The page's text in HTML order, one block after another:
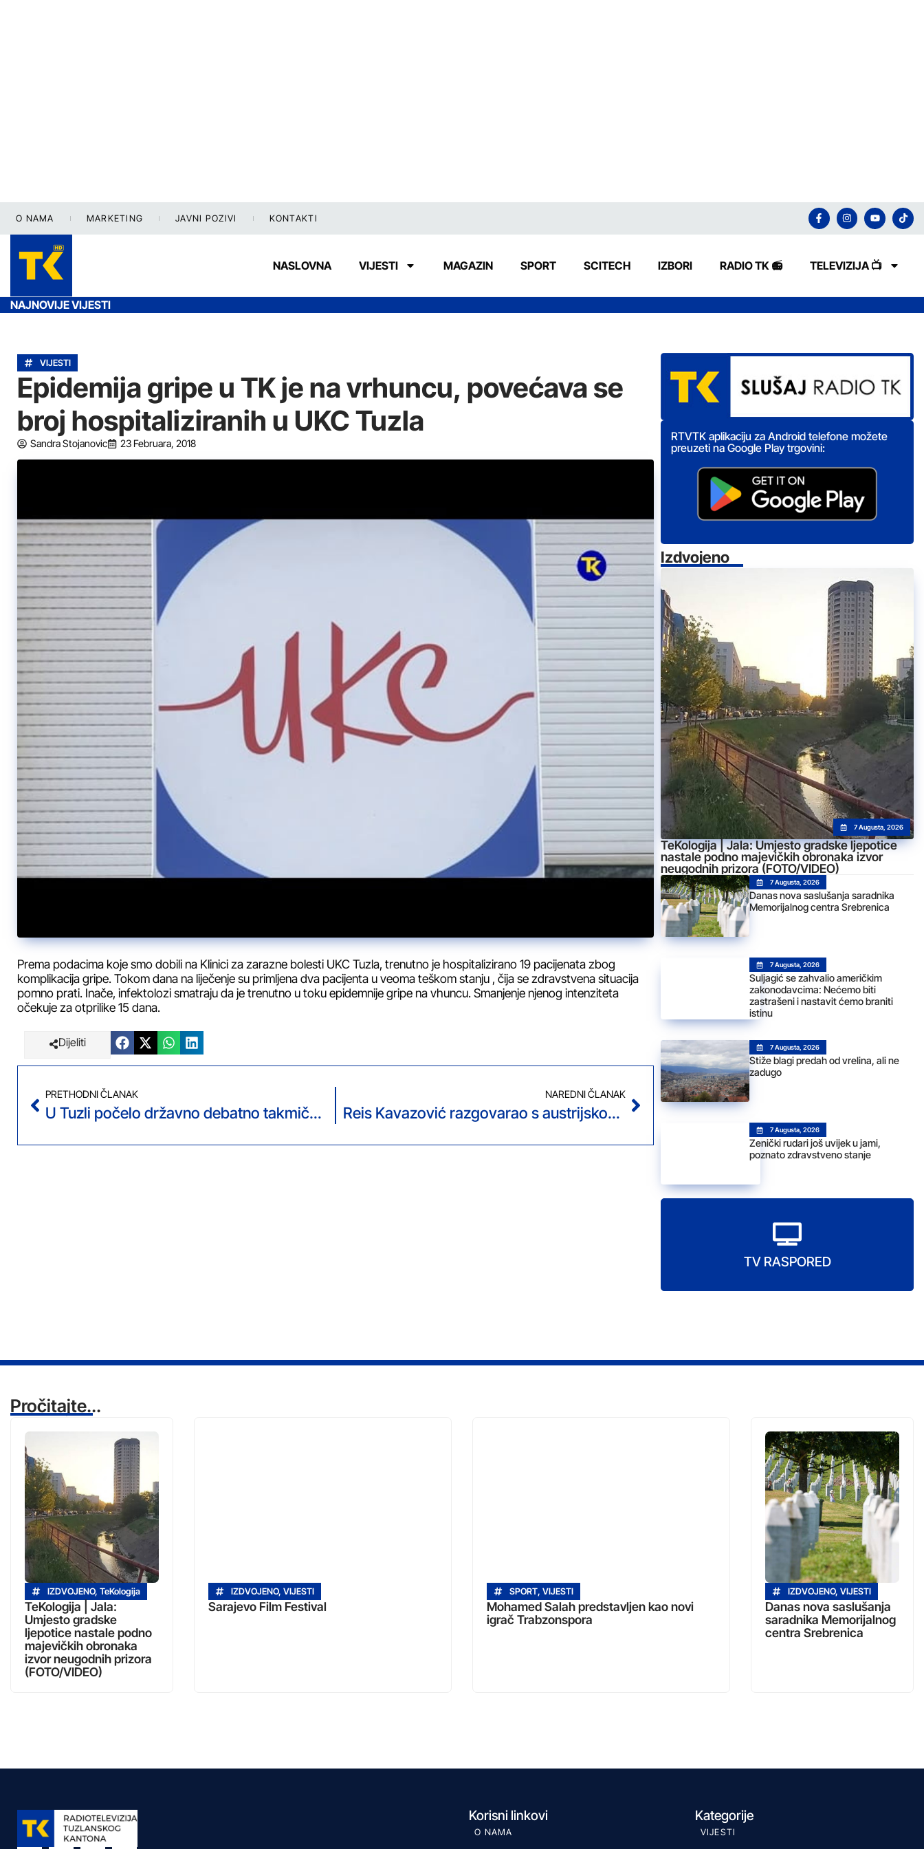
O NAMA MARKETING JAVNI POZIVI KONTAKTI
NASLOVNA VIJESTI MAGAZIN SPORT SCITECH IZBORI RADIO TK 📻 TELEVIZIJA 📺
NAJNOVIJE VIJESTI
VIJESTI
Epidemija gripe u TK je na vrhuncu, povećava se
broj hospitaliziranih u UKC Tuzla
Sandra Stojanovic 23 Februara, 2018
Prema podacima koje smo dobili na Klinici za zarazne bolesti UKC Tuzla, trenutno je hospitalizirano 19 pacijenata zbog
komplikacija gripe. Tokom dana na liječenje su primljena dva pacijenta u veoma teškom stanju , čija se zdravstvena situacija
pomno prati. Inače, infektolozi smatraju da je trenutno u toku epidemnije gripe na vhuncu. Smanjenje njenog intenziteta
očekuje za otprilike 15 dana.
Dijeliti
PRETHODNI ČLANAK
U Tuzli počelo državno debatno takmičenje učenika iz cijele BiH
NAREDNI ČLANAK
Reis Kavazović razgovarao s austrijskom ministricom Kneissl
RTVTK aplikaciju za Android telefone možete
preuzeti na Google Play trgovini:
Izdvojeno
7 Augusta, 2026
TeKologija | Jala: Umjesto gradske ljepotice
nastale podno majevičkih obronaka izvor
neugodnih prizora (FOTO/VIDEO)
7 Augusta, 2026
Danas nova saslušanja saradnika
Memorijalnog centra Srebrenica
7 Augusta, 2026
Suljagić se zahvalio američkim
zakonodavcima: Nećemo biti
zastrašeni i nastavit ćemo braniti
istinu
7 Augusta, 2026
Stiže blagi predah od vrelina, ali ne
zadugo
7 Augusta, 2026
Zenički rudari još uvijek u jami,
poznato zdravstveno stanje
TV RASPORED
Pročitajte...
IZDVOJENO, TeKologija
TeKologija | Jala:
Umjesto gradske
ljepotice nastale podno
majevičkih obronaka
izvor neugodnih prizora
(FOTO/VIDEO)
IZDVOJENO, VIJESTI
Sarajevo Film Festival
SPORT, VIJESTI
Mohamed Salah predstavljen kao novi
igrač Trabzonspora
IZDVOJENO, VIJESTI
Danas nova saslušanja
saradnika Memorijalnog
centra Srebrenica
Korisni linkovi
O NAMA
Kategorije
VIJESTI